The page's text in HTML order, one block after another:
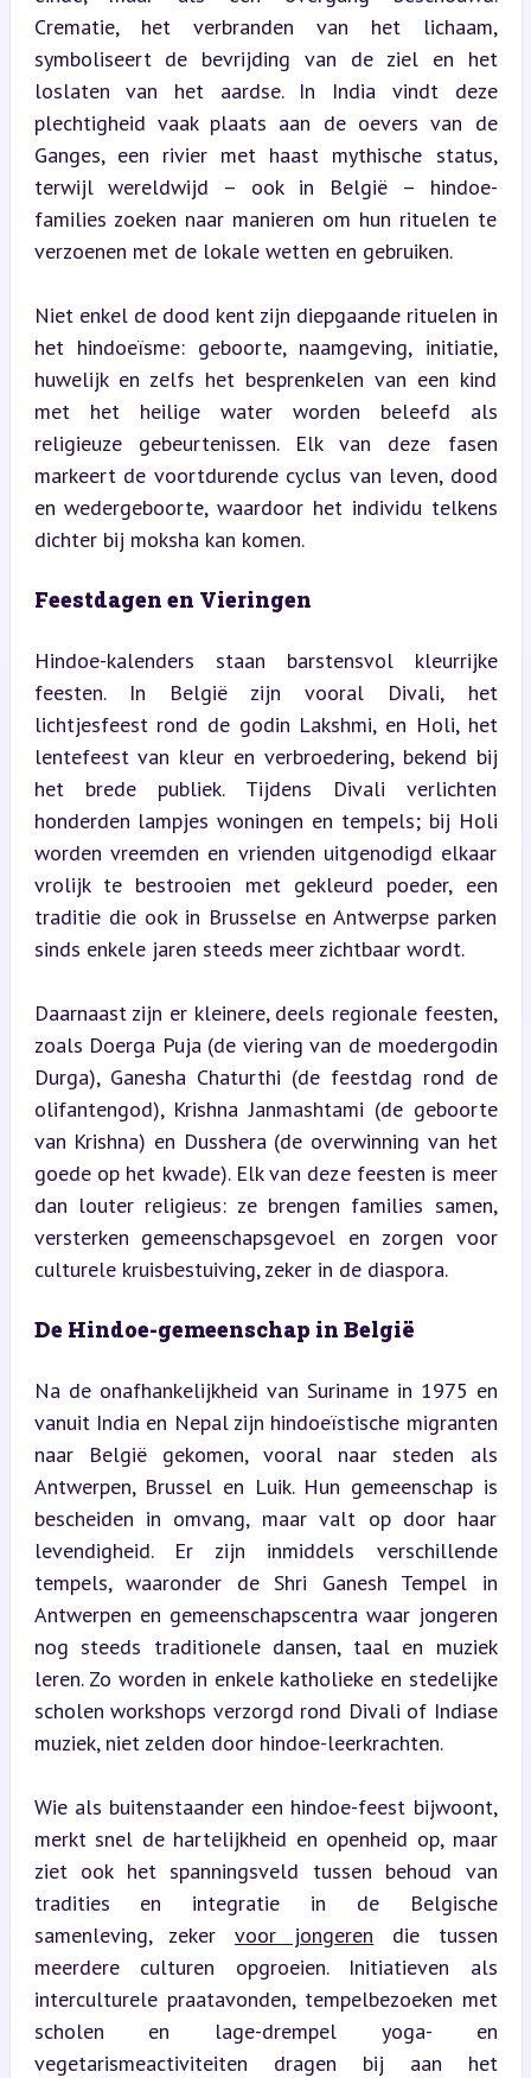
Crematie, het verbranden van het lichaam,
symboliseert de bevrijding van de ziel en het
loslaten van het aardse. In India vindt deze
plechtigheid vaak plaats aan de oevers van de
Ganges, een rivier met haast mythische status,
terwijl wereldwijd – ook in België – hindoe-
families zoeken naar manieren om hun rituelen te
verzoenen met de lokale wetten en gebruiken.
Niet enkel de dood kent zijn diepgaande rituelen in
het hindoeïsme: geboorte, naamgeving, initiatie,
huwelijk en zelfs het besprenkelen van een kind
met het heilige water worden beleefd als
religieuze gebeurtenissen. Elk van deze fasen
markeert de voortdurende cyclus van leven, dood
en wedergeboorte, waardoor het individu telkens
dichter bij moksha kan komen.
Feestdagen en Vieringen
Hindoe-kalenders staan barstensvol kleurrijke
feesten. In België zijn vooral Divali, het
lichtjesfeest rond de godin Lakshmi, en Holi, het
lentefeest van kleur en verbroedering, bekend bij
het brede publiek. Tijdens Divali verlichten
honderden lampjes woningen en tempels; bij Holi
worden vreemden en vrienden uitgenodigd elkaar
vrolijk te bestrooien met gekleurd poeder, een
traditie die ook in Brusselse en Antwerpse parken
sinds enkele jaren steeds meer zichtbaar wordt.
Daarnaast zijn er kleinere, deels regionale feesten,
zoals Doerga Puja (de viering van de moedergodin
Durga), Ganesha Chaturthi (de feestdag rond de
olifantengod), Krishna Janmashtami (de geboorte
van Krishna) en Dusshera (de overwinning van het
goede op het kwade). Elk van deze feesten is meer
dan louter religieus: ze brengen families samen,
versterken gemeenschapsgevoel en zorgen voor
culturele kruisbestuiving, zeker in de diaspora.
De Hindoe-gemeenschap in België
Na de onafhankelijkheid van Suriname in 1975 en
vanuit India en Nepal zijn hindoeïstische migranten
naar België gekomen, vooral naar steden als
Antwerpen, Brussel en Luik. Hun gemeenschap is
bescheiden in omvang, maar valt op door haar
levendigheid. Er zijn inmiddels verschillende
tempels, waaronder de Shri Ganesh Tempel in
Antwerpen en gemeenschapscentra waar jongeren
nog steeds traditionele dansen, taal en muziek
leren. Zo worden in enkele katholieke en stedelijke
scholen workshops verzorgd rond Divali of Indiase
muziek, niet zelden door hindoe-leerkrachten.
Wie als buitenstaander een hindoe-feest bijwoont,
merkt snel de hartelijkheid en openheid op, maar
ziet ook het spanningsveld tussen behoud van
tradities en integratie in de Belgische
samenleving, zeker voor jongeren die tussen
meerdere culturen opgroeien. Initiatieven als
interculturele praatavonden, tempelbezoeken met
scholen en lage-drempel yoga- en
vegetarismeactiviteiten dragen bij aan het